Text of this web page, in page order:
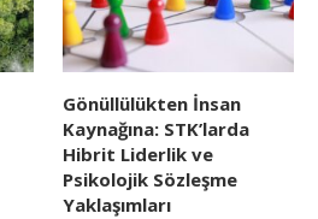
Gönüllülükten İnsan
Kaynağına: STK’larda
Hibrit Liderlik ve
Psikolojik Sözleşme
Yaklaşımları